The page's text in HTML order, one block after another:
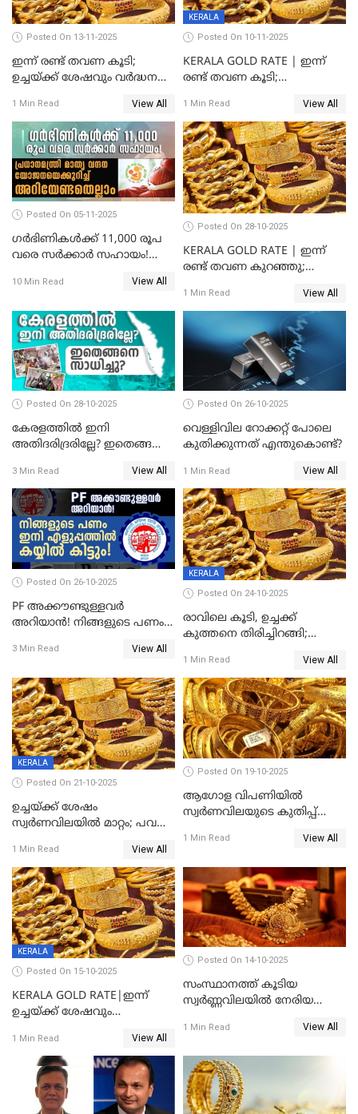
Posted On 13-11-2025
ഇന്ന് രണ്ട് തവണ കൂടി;
ഉച്ചയ്ക്ക് ശേഷവും വർദ്ധനവ്;
സ്വർണവിലയിൽ കുതിപ്പ്
1 Min Read View All
KERALA
Posted On 10-11-2025
KERALA GOLD RATE | ഇന്ന്
രണ്ട് തവണ കൂടി;
1 Min Read View All
Posted On 05-11-2025
ഗർഭിണികൾക്ക് 11,000 രൂപ
വരെ സർക്കാർ സഹായം!
യോജനയെക്കുറിച്ച്
10 Min Read View All
Posted On 28-10-2025
KERALA GOLD RATE | ഇന്ന്
രണ്ട് തവണ കുറഞ്ഞു;
1800 രൂപ
1 Min Read View All
Posted On 28-10-2025
കേരളത്തിൽ ഇനി
അതിദരിദ്രരില്ലേ? ഇതെങ്ങനെ
STATE FREE FROM EXTREME
POVERTY
3 Min Read View All
Posted On 26-10-2025
വെള്ളിവില റോക്കറ്റ് പോലെ
കുതിക്കുന്നത് എന്തുകൊണ്ട്?
1 Min Read View All
Posted On 26-10-2025
PF അക്കൗണ്ടുള്ളവർ
അറിയാൻ! നിങ്ങളുടെ പണം
കിട്ടും!
3 Min Read View All
KERALA
Posted On 24-10-2025
രാവിലെ കൂടി, ഉച്ചക്ക്
കുത്തനെ തിരിച്ചിറങ്ങി;
കുറഞ്ഞു
1 Min Read View All
KERALA
Posted On 21-10-2025
ഉച്ചയ്ക്ക് ശേഷം
സ്വർണവിലയിൽ മാറ്റം; പവന്
1 Min Read View All
Posted On 19-10-2025
ആഗോള വിപണിയിൽ
സ്വർണവിലയുടെ കുതിപ്പ്
1 Min Read View All
KERALA
Posted On 15-10-2025
KERALA GOLD RATE|ഇന്ന്
ഉച്ചയ്ക്ക് ശേഷവും
പവന് കൂടിയത് 400 രൂപ
1 Min Read View All
Posted On 14-10-2025
സംസ്ഥാനത്ത് കൂടിയ
സ്വർണ്ണവിലയിൽ നേരിയ
1 Min Read View All